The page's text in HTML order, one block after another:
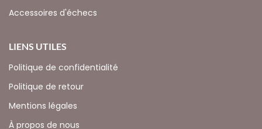
Accessoires d'échecs
LIENS UTILES
Politique de confidentialité
Politique de retour
Mentions légales
À propos de nous